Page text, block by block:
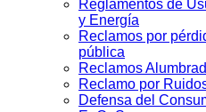
Reglamentos de
y Energía
Reclamos por
pública
Reclamos
Reclamo por
Defensa del